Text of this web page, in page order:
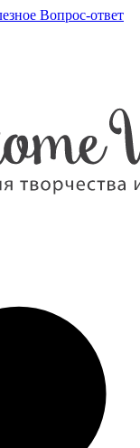
Вопрос-ответ